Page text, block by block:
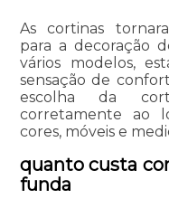
As cortinas
para a decoração
vários modelos,
sensação de
escolha da
corretamente ao
cores, móveis e
quanto custa
funda